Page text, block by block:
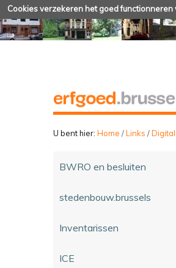
Cookies verzekeren het goed
U bent hier: Home /Links /
BWRO en besluiten
stedenbouw.brussels
Inventarissen
ICE